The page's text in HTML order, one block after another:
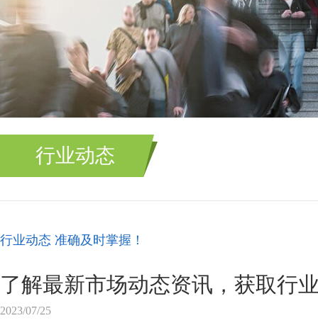
行业动态
行业动态 准确及时掌握！
了解最新市场动态资讯，获取行
2023/07/25